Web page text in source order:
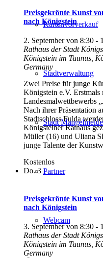
Kartenvorverkauf
Stadtverwaltung
Stadt
Partner
Webcam
Preisgekrönte Kunst
nach Königstein
2. September von 8:30 -
Rathaus der Stadt
Königstein im Taunus,
Germany
Zwei Preise für junge
Königstein e.V. Erstmals
Landesmalwettbewerbs
Nach ihrer Präsentation
Stadtschloss Fulda
Königsteiner Rathaus
Müller (16) und Uliana
junge Talente der
Kostenlos
Do.3
Preisgekrönte Kunst
nach Königstein
3. September von 8:30 -
Rathaus der Stadt
Königstein im Taunus,
Germany